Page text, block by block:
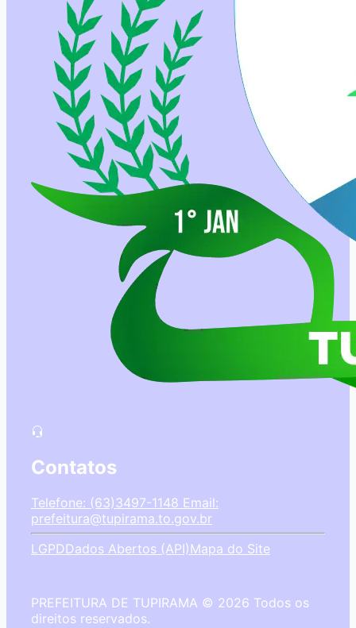
Contatos
Telefone: (63)3497-1148 Email:
prefeitura@tupirama.to.gov.br
LGPDDados Abertos (API)Mapa do Site
PREFEITURA DE TUPIRAMA © 2026 Todos os
direitos reservados.